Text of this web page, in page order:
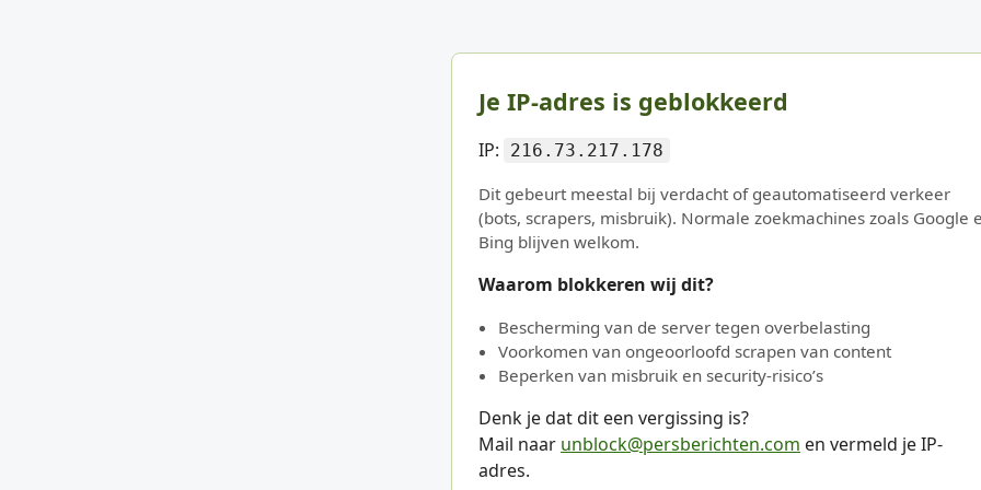
Je IP-adres is geblokkeerd
IP: 216.73.217.178
Dit gebeurt meestal bij verdacht of geautomatiseerd verkeer
(bots, scrapers, misbruik). Normale zoekmachines zoals Google
Bing blijven welkom.
Waarom blokkeren wij dit?
Bescherming van de server tegen overbelasting
Voorkomen van ongeoorloofd scrapen van content
Beperken van misbruik en security-risico’s
Denk je dat dit een vergissing is?
Mail naar unblock@persberichten.com en vermeld je IP-
adres.